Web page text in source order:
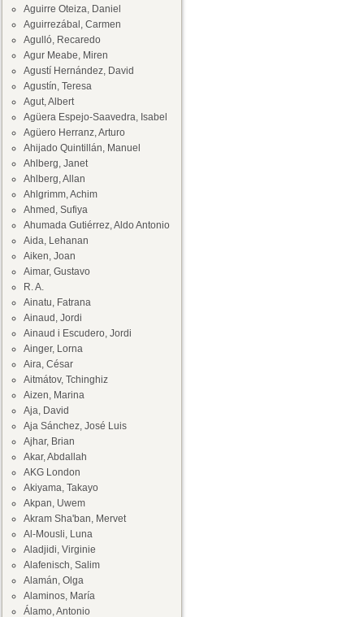
Aguirre Oteiza, Daniel
Aguirrezábal, Carmen
Agulló, Recaredo
Agur Meabe, Miren
Agustí Hernández, David
Agustín, Teresa
Agut, Albert
Agüera Espejo-Saavedra, Isabel
Agüero Herranz, Arturo
Ahijado Quintillán, Manuel
Ahlberg, Janet
Ahlberg, Allan
Ahlgrimm, Achim
Ahmed, Sufiya
Ahumada Gutiérrez, Aldo Antonio
Aida, Lehanan
Aiken, Joan
Aimar, Gustavo
R. A.
Ainatu, Fatrana
Ainaud, Jordi
Ainaud i Escudero, Jordi
Ainger, Lorna
Aira, César
Aitmátov, Tchinghiz
Aizen, Marina
Aja, David
Aja Sánchez, José Luis
Ajhar, Brian
Akar, Abdallah
AKG London
Akiyama, Takayo
Akpan, Uwem
Akram Sha'ban, Mervet
Al-Mousli, Luna
Aladjidi, Virginie
Alafenisch, Salim
Alamán, Olga
Alaminos, María
Álamo, Antonio